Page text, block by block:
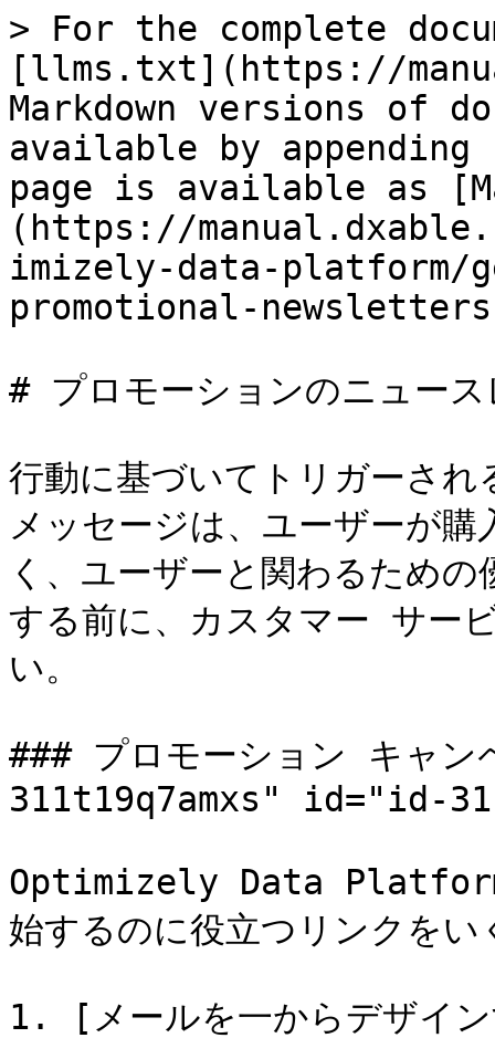
> For the complete
[llms.txt](https://
Markdown versions of
available by
page is available as
(https://
imizely-data-platform/
promotional-
# プロモーションのニュー
行動に基づいてトリガーさ
メッセージは、ユーザーが
く、ユーザーと関わるため
する前に、カスタマー サー
い。
### プロモーション キャ
311t19q7amxs" id="id-
Optimizely Data Platform
始するのに役立つリンクをい
1. [メールを一からデザイ